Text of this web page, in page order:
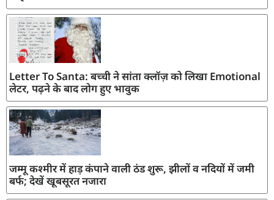
Letter To Santa: बच्ची ने सांता क्लॉज़ को लिखा Emotional
लेटर, पढ़ने के बाद लोग हुए भावुक
जम्मू कश्मीर में हाड़ कंपाने वाली ठंड शुरू, झीलों व नदियों में जमी
बर्फ; देखें खूबसूरत नजारा